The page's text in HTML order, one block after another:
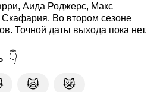
Аида Роджерс, Макс
Во втором сезоне
Точной даты выхода пока нет.
🙀 😿